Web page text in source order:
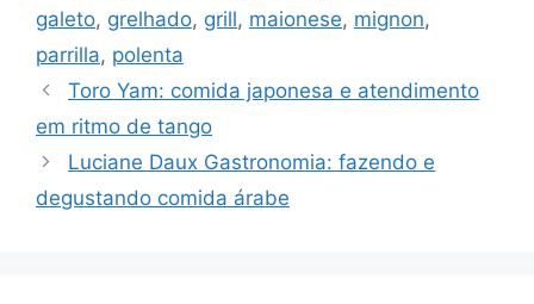
galeto, grelhado, grill, maionese, mignon,
parrilla, polenta
Toro Yam: comida japonesa e atendimento
em ritmo de tango
Luciane Daux Gastronomia: fazendo e
degustando comida árabe